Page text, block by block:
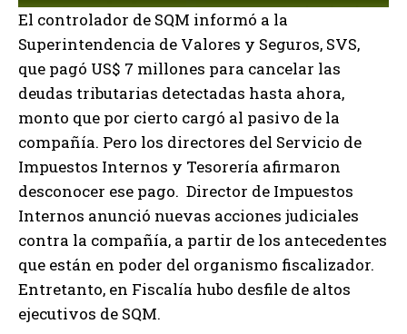
El controlador de SQM informó a la
Superintendencia de Valores y Seguros, SVS,
que pagó US$ 7 millones para cancelar las
deudas tributarias detectadas hasta ahora,
monto que por cierto cargó al pasivo de la
compañía. Pero los directores del Servicio de
Impuestos Internos y Tesorería afirmaron
desconocer ese pago. Director de Impuestos
Internos anunció nuevas acciones judiciales
contra la compañía, a partir de los antecedentes
que están en poder del organismo fiscalizador.
Entretanto, en Fiscalía hubo desfile de altos
ejecutivos de SQM.